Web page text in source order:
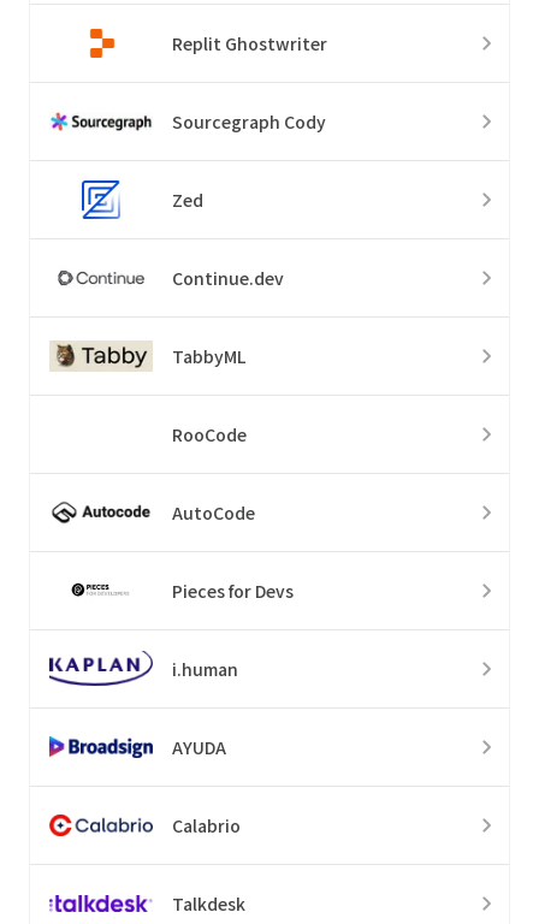
Replit Ghostwriter
Sourcegraph Cody
Zed
Continue.dev
TabbyML
RooCode
AutoCode
Pieces for Devs
i.human
AYUDA
Calabrio
Talkdesk